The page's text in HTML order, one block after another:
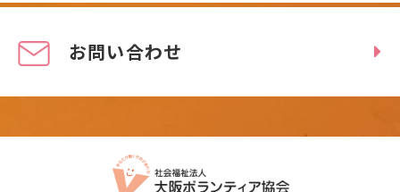
お問い合わせ